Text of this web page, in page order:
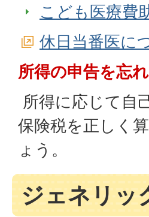
こども医療費
休日当番医に
所得の申告を忘
所得に応じて自
保険税を正しく
ょう。
ジェネリッ